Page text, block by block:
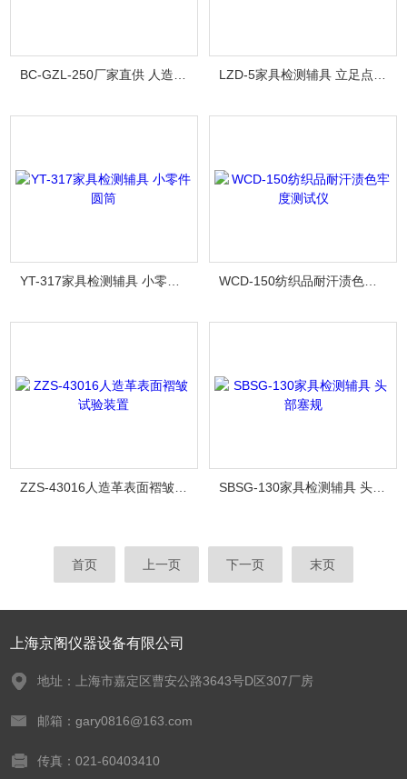
WCD-150纺织品耐汗渍色牢度测试仪
ZZS-43016人造革表面褶皱试验装置 SBSG-130家具检测辅具 头部塞规
首页 上一页 下一页 末页
上海京阁仪器设备有限公司
地址：上海市嘉定区曹安公路3643号D区307厂房
邮箱：gary0816@163.com
传真：021-60403410